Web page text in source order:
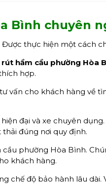
Bình chuyên
thực hiện một cách
rút hầm cầu phường Hòa
hợp.
vấn cho khách hàng về
đại và xe chuyên
đúng nơi quy định.
phường Hòa Bình.
khách hàng.
chế độ bảo hành lâu